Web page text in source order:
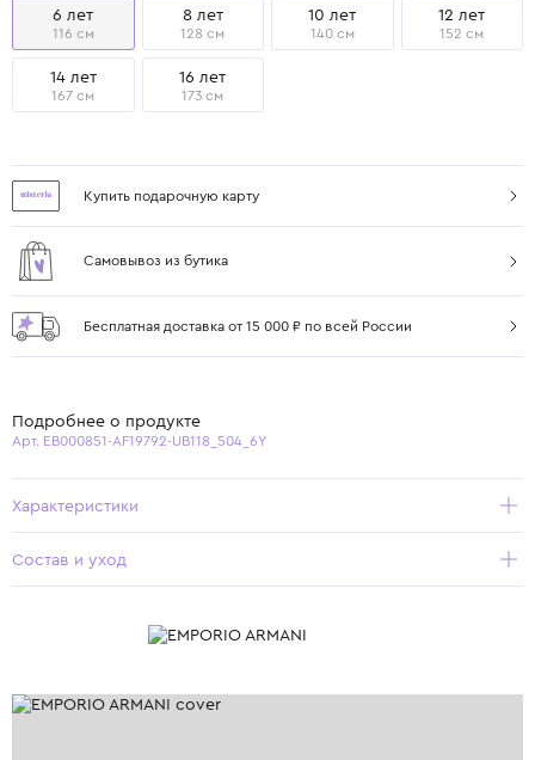
6 лет
116 см
8 лет
128 см
10 лет
140 см
12 лет
152 см
14 лет
167 см
16 лет
173 см
Купить подарочную карту
Самовывоз из бутика
Бесплатная доставка от 15 000 ₽ по всей России
Подробнее о продукте
Арт. EB000851-AF19792-UB118_504_6Y
Характеристики
Состав и уход